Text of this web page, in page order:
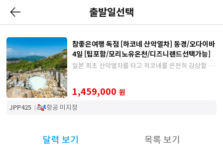
출발일선택
참좋은여행 독점 [하코네 산악열차] 동경/오다이바
4일 [팁포함/모리노유온천/디즈니랜드선택가능]
일본 최초 산악열차를 타고 하코네를 온전히 감상할 수
1,459,000 원
JPP425 항공 미지정
달력 보기 목록 보기